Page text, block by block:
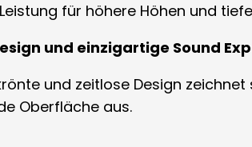
für höhere Höhen und
und einzigartige Sound
und zeitlose Design
Oberfläche aus.